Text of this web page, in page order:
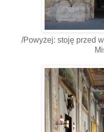
/Powyżej: stoję przed